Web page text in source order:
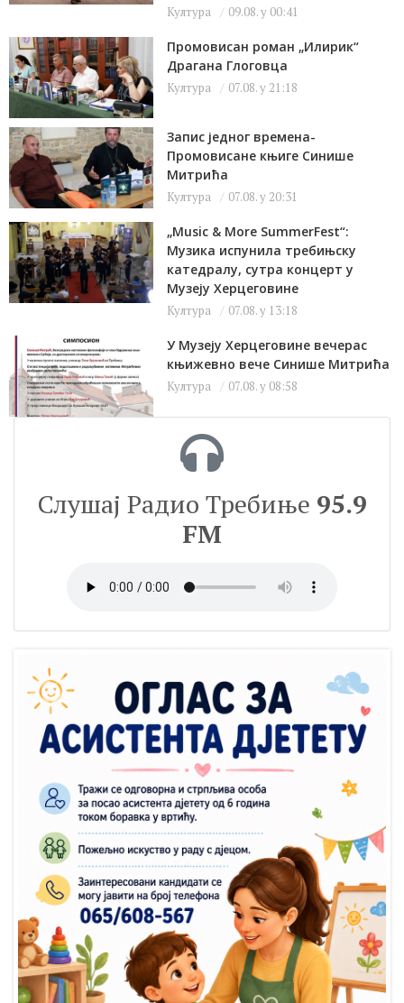
Култура 09.08. у 00:41
Промовисан роман „Илирик“
Драгана Глоговца
Култура 07.08. у 21:18
Запис једног времена-
Промовисане књиге Синише
Митрића
Култура 07.08. у 20:31
„Music & More SummerFest“:
Музика испунила требињску
катедралу, сутра концерт у
Музеју Херцеговине
Култура 07.08. у 13:18
У Музеју Херцеговине вечерас
књижевно вече Синише Митрића
Култура 07.08. у 08:58
Слушај Радио Требиње 95.9
FM